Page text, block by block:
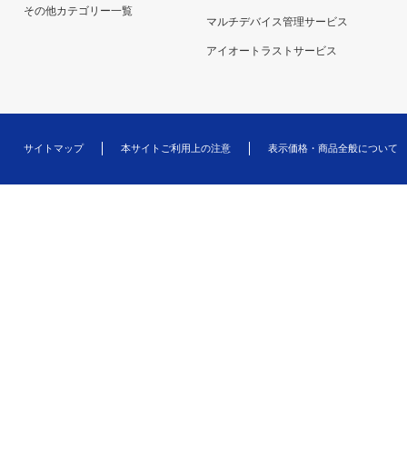
その他カテゴリー一覧
マルチデバイス管理サービス
アイオートラストサービス
サイトマップ 本サイトご利用上の注意 表示価格・商品全般について